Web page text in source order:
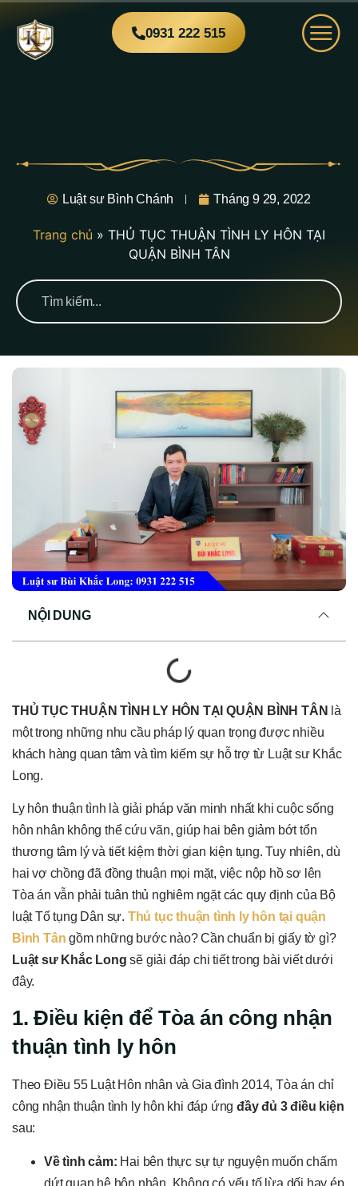
0931 222 515
Luật sư Bình Chánh Tháng 9 29, 2022
Trang chủ » THỦ TỤC THUẬN TÌNH LY HÔN TẠI
QUẬN BÌNH TÂN
NỘI DUNG
THỦ TỤC THUẬN TÌNH LY HÔN TẠI QUẬN BÌNH TÂN là
một trong những nhu cầu pháp lý quan trọng được nhiều
khách hàng quan tâm và tìm kiếm sự hỗ trợ từ Luật sư Khắc
Long.
Ly hôn thuận tình là giải pháp văn minh nhất khi cuộc sống
hôn nhân không thể cứu vãn, giúp hai bên giảm bớt tổn
thương tâm lý và tiết kiệm thời gian kiện tụng. Tuy nhiên, dù
hai vợ chồng đã đồng thuận mọi mặt, việc nộp hồ sơ lên
Tòa án vẫn phải tuân thủ nghiêm ngặt các quy định của Bộ
luật Tố tụng Dân sự. Thủ tục thuận tình ly hôn tại quận
Bình Tân gồm những bước nào? Cần chuẩn bị giấy tờ gì?
Luật sư Khắc Long sẽ giải đáp chi tiết trong bài viết dưới
đây.
1. Điều kiện để Tòa án công nhận
thuận tình ly hôn
Theo Điều 55 Luật Hôn nhân và Gia đình 2014, Tòa án chỉ
công nhận thuận tình ly hôn khi đáp ứngđầy đủ 3 điều kiện
sau:
Về tình cảm: Hai bên thực sự tự nguyện muốn chấm
dứt quan hệ hôn nhân. Không có yếu tố lừa dối hay ép